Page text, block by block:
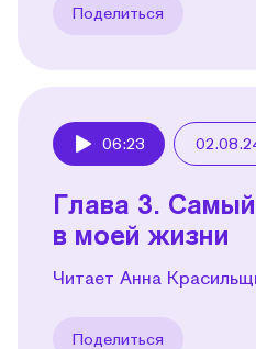
Поделиться
06:23
Глава 3.
в моей жизни
Читает Анна
Поделиться